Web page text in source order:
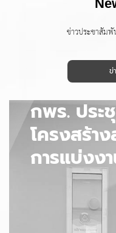
ข่าวประชาสัม
ข่
กพร. ประ
โครงสร้าง
การแบ่งง
การพัฒน